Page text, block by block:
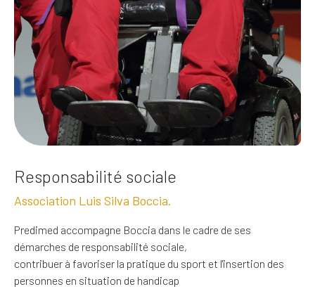
Responsabilité sociale
Association Luis Silva Boccia.
Predimed accompagne Boccia dans le cadre de ses
démarches de responsabilité sociale,
contribuer à favoriser la pratique du sport et l'insertion des
personnes en situation de handicap